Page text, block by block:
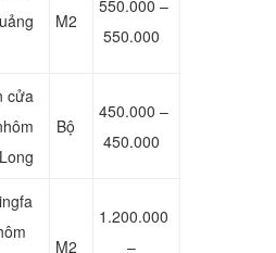
M2
550.000 –
550.000
cửa
Bộ
450.000 –
450.000
M2
1.200.000
–